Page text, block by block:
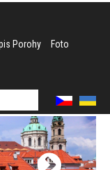
Porohy Foto